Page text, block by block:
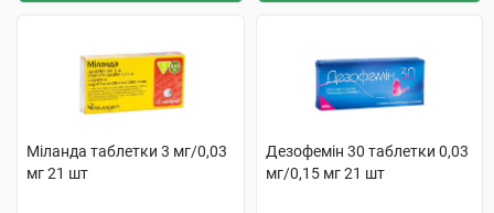
Міланда таблетки 3 мг/0,03
мг 21 шт
Дезофемін 30 таблетки 0,03
мг/0,15 мг 21 шт